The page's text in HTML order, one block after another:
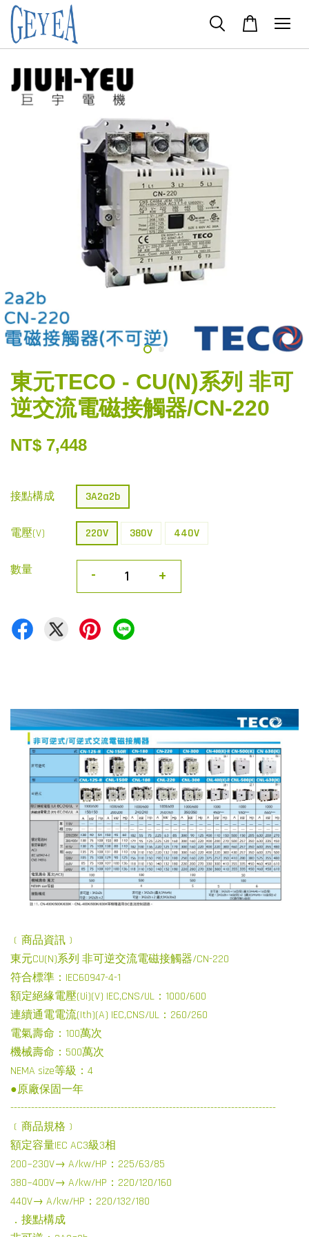
東元TECO - CU(N)系列 非可
逆交流電磁接觸器/CN-220
NT$ 7,448
接點構成 3A2a2b
電壓(V) 220V 380V 440V
數量 - +
﹝商品資訊﹞
東元CU(N)系列 非可逆交流電磁接觸器/CN-220
符合標準：IEC60947-4-1
額定絕緣電壓(Ui)(V) IEC,CNS/UL：1000/600
連續通電電流(Ith)(A) IEC,CNS/UL：260/260
電氣壽命：100萬次
機械壽命：500萬次
NEMA size等級：4
●原廠保固一年
-----------------------------------------------------------------------------
﹝商品規格﹞
額定容量IEC AC3級3相
200~230V→ A/kw/HP：225/63/85
380~400V→ A/kw/HP：220/120/160
440V→ A/kw/HP：220/132/180
．接點構成